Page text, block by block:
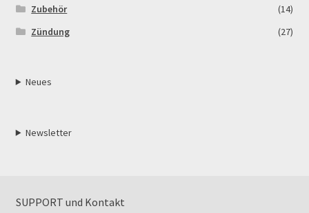
Zubehör
(14)
Zündung
(27)
Neues
Newsletter
SUPPORT und Kontakt